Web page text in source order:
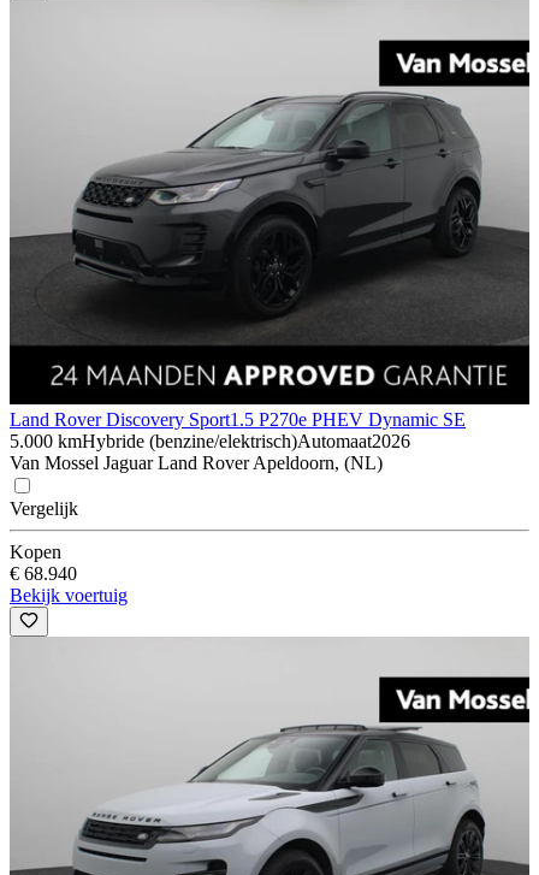
Land Rover Discovery Sport1.5 P270e PHEV Dynamic SE
5.000 kmHybride (benzine/elektrisch)Automaat2026
Van Mossel Jaguar Land Rover Apeldoorn, (NL)
Vergelijk
Kopen
€ 68.940
Bekijk voertuig